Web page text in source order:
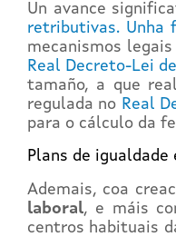
Un avance
retributivas. Unha
mecanismos
Real Decreto-Lei
tamaño, a que
regulada no Real
para o cálculo da
Plans de
Ademais, coa
laboral, e máis
centros habituais